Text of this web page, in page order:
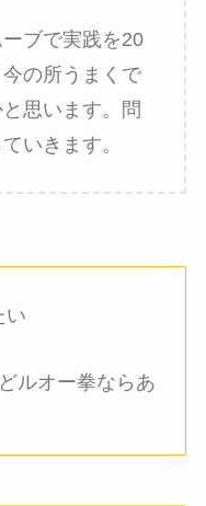
ブで実践を20
の所うまくで
思います。問
いきます。
い
ルオー拳ならあ